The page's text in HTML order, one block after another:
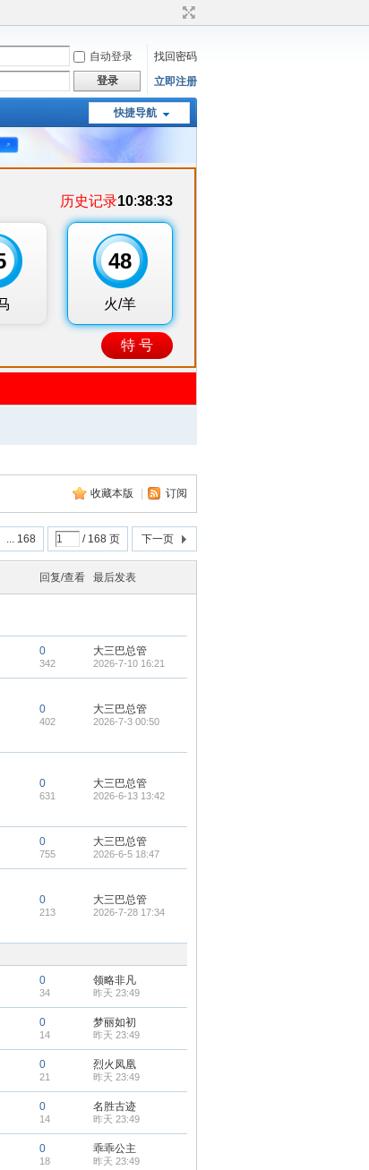
自动登录
找回密码
登录 立即注册
快捷导航
收藏本版 订阅
... 168 / 168 页 下一页
回复/查看 最后发表
0
342
大三巴总管
2026-7-10 16:21
0
402
大三巴总管
2026-7-3 00:50
0
631
大三巴总管
2026-6-13 13:42
0
755
大三巴总管
2026-6-5 18:47
0
213
大三巴总管
2026-7-28 17:34
0
34
领略非凡
昨天 23:49
0
14
梦丽如初
昨天 23:49
0
21
烈火凤凰
昨天 23:49
0
14
名胜古迹
昨天 23:49
0
18
乖乖公主
昨天 23:49